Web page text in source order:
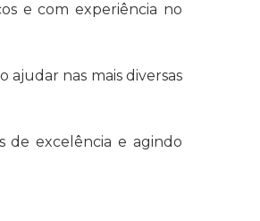
e com experiência no
ajudar nas mais diversas
de excelência e agindo